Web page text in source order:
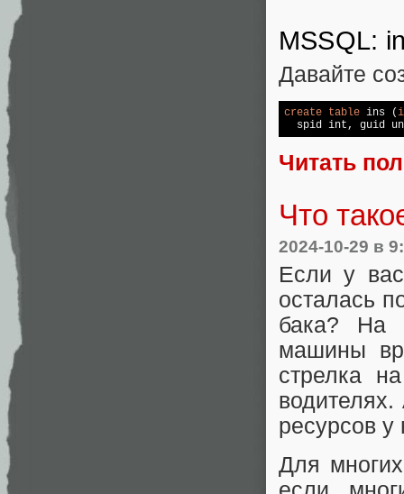
MSSQL:
Давайте
create table ins (
  spid
int, guid
Читать
Что
2024-10-29 в
Если у
осталась
бака? На
машины
стрелка
ресурсов у
Для